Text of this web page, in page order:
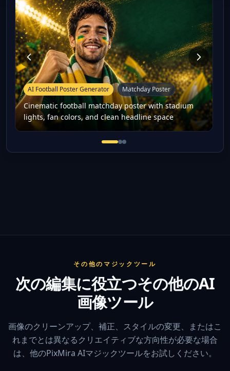
AI Football Poster Generator Matchday Poster
Cinematic football matchday poster with stadium
lights, fan colors, and clean headline space
Cinematic football matchday
Football player-style fan
16:9 football thumbnail
その他のマジックツール
次の編集に役立つその他のAI
画像ツール
画像のクリーンアップ、補正、スタイルの変更、またはこ
れまでとは異なるクリエイティブな方向性が必要な場合
は、他のPixMira AIマジックツールをお試しください。